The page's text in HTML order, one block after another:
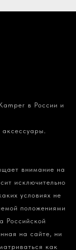
в России и
внимание на
исключительно
условиях не
положениями
Российской
на сайте, ни
как